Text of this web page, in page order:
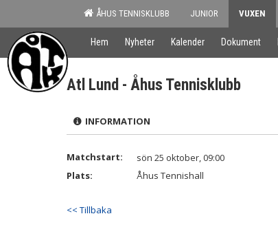
ÅHUS TENNISKLUBB JUNIOR VUXEN
Hem Nyheter Kalender Dokument
Atl Lund - Åhus Tennisklubb
INFORMATION
Matchstart:
sön 25 oktober, 09:00
Plats:
Åhus Tennishall
<< Tillbaka